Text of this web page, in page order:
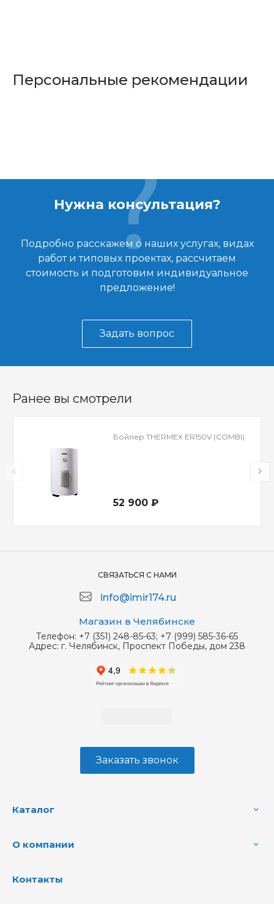
Персональные рекомендации
Нужна консультация?
Подробно расскажем о наших услугах, видах
работ и типовых проектах, рассчитаем
стоимость и подготовим индивидуальное
предложение!
Задать вопрос
Ранее вы смотрели
Бойлер THERMEX ER150V (COMBI)
52 900 ₽
СВЯЗАТЬСЯ С НАМИ
info@imir174.ru
Магазин в Челябинске
Телефон: +7 (351) 248-85-63; +7 (999) 585-36-65
Адрес: г. Челябинск, Проспект Победы, дом 238
Заказать звонок
Каталог
О компании
Контакты